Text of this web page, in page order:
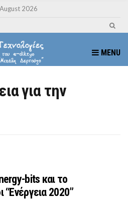
2026
MENU
για την
bits και το
“Ενέργεια 2020”